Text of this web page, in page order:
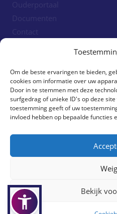
Om de beste ervaringen te bieden,
cookies om informatie over uw
Door in te stemmen met deze
surfgedrag of unieke ID's op deze
toestemming geeft of uw
invloed hebben op bepaalde functies
Bekijk
Ouderportaal
Documenten
Contact
Volg ons!
Demo Saffier - Cloudwise 2026